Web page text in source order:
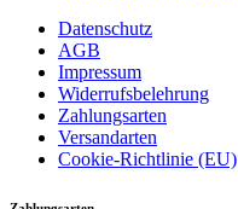
Datenschutz
AGB
Impressum
Widerrufsbelehrung
Zahlungsarten
Versandarten
Cookie-Richtlinie (EU)